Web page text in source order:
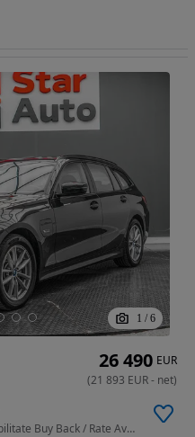
1 / 6
1998 cm3 • 204 CP • Automata - Posibilitate Buy Back / Rate Avans 0% / Garantie 36 Luni
26 490 EUR
(21 893 EUR- net)